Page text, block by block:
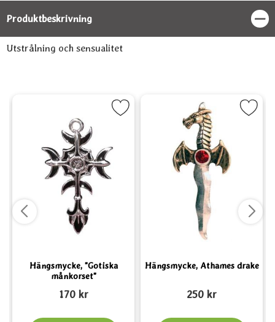
Produktbeskrivning
Produktbeskrivning
Utstrålning och sensualitet
Hängsmycke, "Gotiska
månkorset"
Art. nr 1945170 kr
Hängsmycke, "Gotiska månkorset" som favorit
Hängsmycke, Athames drake
Art. nr 1865250 kr
Markera Hängsmycke,